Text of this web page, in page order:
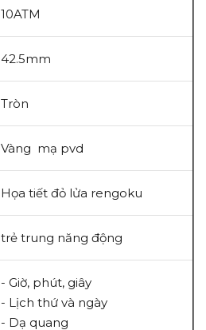
10ATM
42.5mm
Tròn
Vàng mạ pvd
Họa tiết đỏ lửa rengoku
trẻ trung năng động
- Giờ, phút, giây
- Lịch thứ và ngày
- Dạ quang